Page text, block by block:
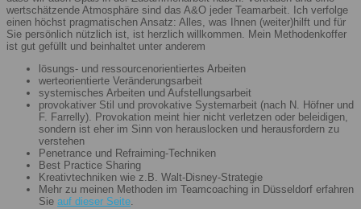
wertschätzende Atmosphäre sind das A&O jeder Teamarbeit. Ich verfolge
einen höchst pragmatischen Ansatz: Alles, was Ihnen (weiter)hilft und für
Sie persönlich nützlich ist, ist herzlich willkommen. Mein Methodenkoffer
ist gut gefüllt und beinhaltet unter anderem
lösungs- und ressourcenorientiertes Arbeiten
werteorientierte Veränderungsarbeit
systemisches Arbeiten und Aufstellungsarbeit
provokativer Stil und provokative Systemarbeit (nach N. Höfner und
F. Farrelly). Provokation meint hier nicht verletzen oder beleidigen,
sondern ist eher im Sinn von herauslocken und herausfordern zu
verstehen
Penetrance und Refraiming-Techniken
Best Practice Sharing
Kreativtechniken wie z.B. Walt-Disney-Strategie
Mehr zu meinen Methoden im Teamcoaching in Düsseldorf erfahren
Sie auf dieser Seite.